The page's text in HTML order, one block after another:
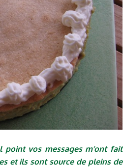
point vos messages m’ont fait
et ils sont source de pleins de